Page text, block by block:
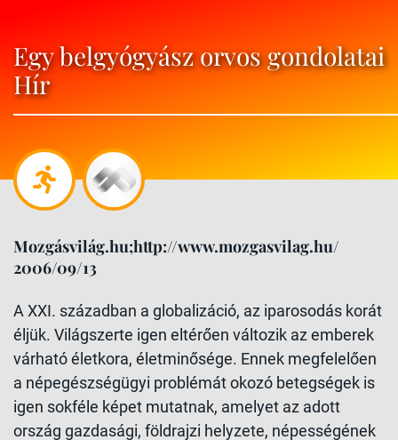
Egy belgyógyász orvos gondolatai
Hír
Mozgásvilág.hu;http://www.mozgasvilag.hu/
2006/09/13
A XXI. században a globalizáció, az iparosodás korát
éljük. Világszerte igen eltérően változik az emberek
várható életkora, életminősége. Ennek megfelelően
a népegészségügyi problémát okozó betegségek is
igen sokféle képet mutatnak, amelyet az adott
ország gazdasági, földrajzi helyzete, népességének